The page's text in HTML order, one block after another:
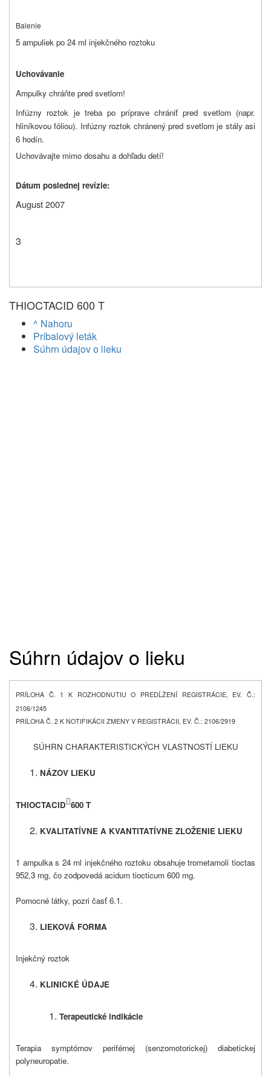
Balenie
5 ampuliek po 24 ml injekčného roztoku
Uchovávanie
Ampulky chráňte pred svetlom!
Infúzny roztok je treba po príprave chrániť pred svetlom (napr.
hliníkovou fóliou). Infúzny roztok chránený pred svetlom je stály asi
6 hodín.
Uchovávajte mimo dosahu a dohľadu detí!
Dátum poslednej revízie:
August 2007
3
THIOCTACID 600 T
^ Nahoru
Príbalový leták
Súhrn údajov o lieku
Súhrn údajov o lieku
PRÍLOHA Č. 1 K ROZHODNUTIU O PREDĹŽENÍ REGISTRÁCIE, EV. Č.:
2106/1245
PRÍLOHA Č. 2 K NOTIFIKÁCII ZMENY V REGISTRÁCII, EV. Č.: 2106/2919
SÚHRN CHARAKTERISTICKÝCH VLASTNOSTÍ LIEKU
NÁZOV LIEKU
THIOCTACID 600 T
KVALITATÍVNE A KVANTITATÍVNE ZLOŽENIE LIEKU
1 ampulka s 24 ml injekčného roztoku obsahuje trometamoli tioctas
952,3 mg, čo zodpovedá acidum tiocticum 600 mg.
Pomocné látky, pozri časť 6.1.
LIEKOVÁ FORMA
Injekčný roztok
KLINICKÉ ÚDAJE
Terapeutické indikácie
Terapia symptómov periférnej (senzomotorickej) diabetickej
polyneuropatie.